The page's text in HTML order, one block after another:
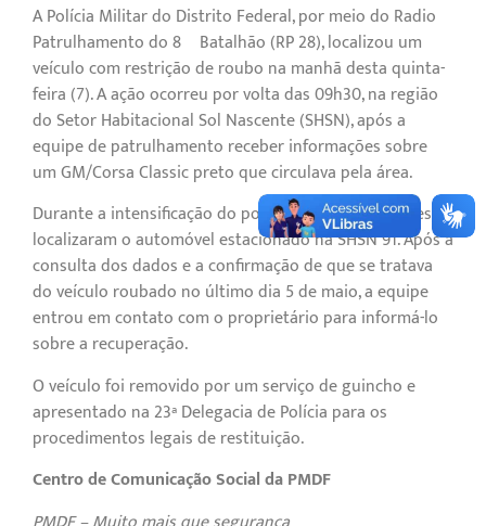
A Polícia Militar do Distrito Federal, por meio do Radio
Patrulhamento do 8º Batalhão (RP 28), localizou um
veículo com restrição de roubo na manhã desta quinta-
feira (7). A ação ocorreu por volta das 09h30, na região
do Setor Habitacional Sol Nascente (SHSN), após a
equipe de patrulhamento receber informações sobre
um GM/Corsa Classic preto que circulava pela área.
Durante a intensificação do policiamento, os militares
localizaram o automóvel estacionado na SHSN 91. Após a
consulta dos dados e a confirmação de que se tratava
do veículo roubado no último dia 5 de maio, a equipe
entrou em contato com o proprietário para informá-lo
sobre a recuperação.
O veículo foi removido por um serviço de guincho e
apresentado na 23ª Delegacia de Polícia para os
procedimentos legais de restituição.
Centro de Comunicação Social da PMDF